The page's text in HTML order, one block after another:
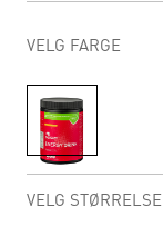
VELG FARGE
VELG STØRRELSE